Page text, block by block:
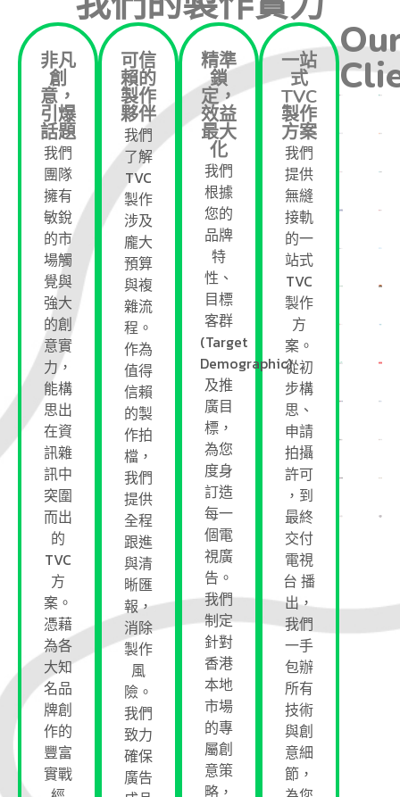
非凡
創
意，
引爆
話題
我們
團隊
擁有
敏銳
的市
場觸
覺與
強大
的創
意實
力，
能構
思出
在資
訊雜
訊中
突圍
而出
的
TVC
方
案。
憑藉
為各
大知
名品
牌創
作的
豐富
實戰
可信
賴的
製作
夥伴
我們
了解
TVC
製作
涉及
龐大
預算
與複
雜流
程。
作為
值得
信賴
的製
作拍
檔，
我們
提供
全程
跟進
與清
晰匯
報，
消除
製作
風
險。
我們
致力
確保
廣告
精準
鎖
定，
效益
最大
化
我們
根據
您的
品牌
特
性、
目標
客群
(Target
Demographic)
及推
廣目
標，
為您
度身
訂造
每一
個電
視廣
告。
我們
制定
針對
香港
本地
市場
的專
屬創
意策
略，
一站
式
TVC
製作
方案
我們
提供
無縫
接軌
的一
站式
TVC
製作
方
案。
從初
步構
思、
申請
拍攝
許可
，到
最終
交付
電視
台 播
出，
我們
一手
包辦
所有
技術
與創
意細
節，